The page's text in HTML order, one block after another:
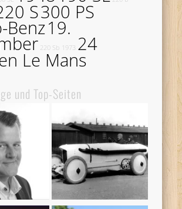
S300 PS
Benz19.
220 Sb 1973 24
Le Mans
und Top-Seiten